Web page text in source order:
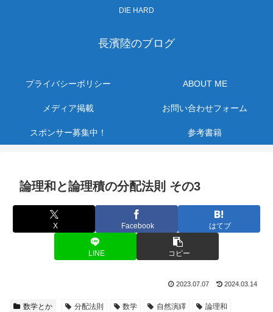
DIE HARD
長濱陸のブログ
プライバシーポリシー ABOUT ME
メディア掲載 お問い合わせフォーム
スポンサー募集中！ 参考書籍
論理和と論理積の分配法則 その3
X Facebook はてブ
LINE コピー
2023.07.07 2024.03.14
数学とか 分配法則 数学 自然演繹
論理和